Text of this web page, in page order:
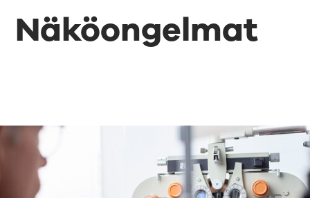
Näköongelmat